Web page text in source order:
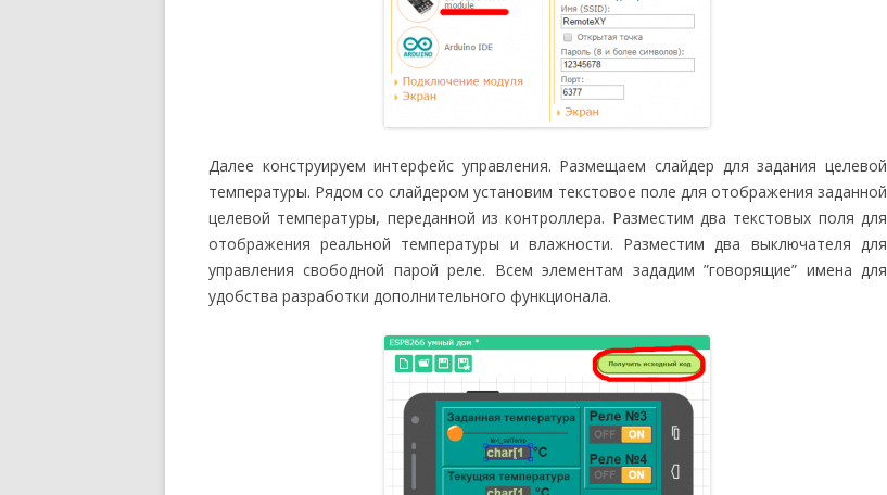
Далее конструируем интерфейс управления. Размещаем слайдер для задания целевой
температуры. Рядом со слайдером установим текстовое поле для отображения заданной
целевой температуры, переданной из контроллера. Разместим два текстовых поля для
отображения реальной температуры и влажности. Разместим два выключателя для
управления свободной парой реле. Всем элементам зададим ”говорящие” имена для
удобства разработки дополнительного функционала.